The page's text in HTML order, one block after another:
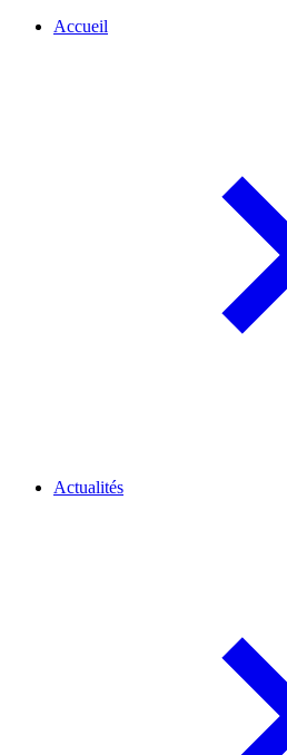
Accueil
Actualités